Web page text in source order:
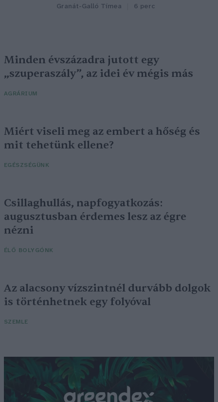
Granát-Galló Tímea 6 perc
Minden évszázadra jutott egy
„szuperaszály”, az idei év mégis más
AGRÁRIUM
Miért viseli meg az embert a hőség és
mit tehetünk ellene?
EGÉSZSÉGÜNK
Csillaghullás, napfogyatkozás:
augusztusban érdemes lesz az égre
nézni
ÉLŐ BOLYGÓNK
Az alacsony vízszintnél durvább dolgok
is történhetnek egy folyóval
SZEMLE